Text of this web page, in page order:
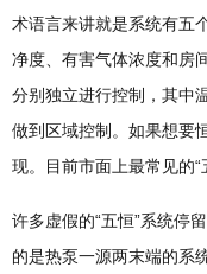
术语言来讲就是系统有五
净度、有害气体浓度和房
分别独立进行控制，其中
做到区域控制。如果想要
现。目前市面上最常见的“
许多虚假的“五恒”系统停
的是热泵一源两末端的系